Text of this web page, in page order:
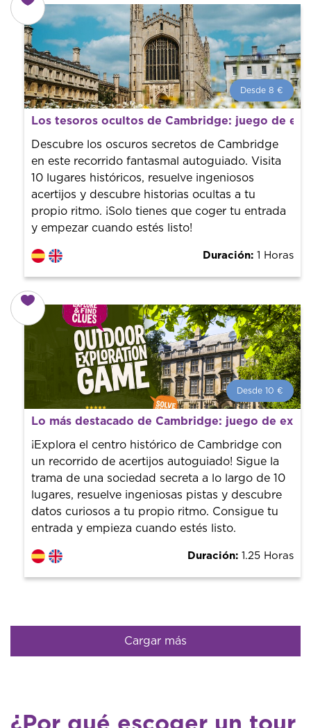
Desde 8 €
Desde 8 € por persona.
¡Reserva con nosotros! Colaboramos con los mejores
guías de la ciudad para tener el mejor precio y servicio.
Los tesoros ocultos de Cambridge: juego de
Descubre los oscuros secretos de Cambridge
en este recorrido fantasmal autoguiado. Visita
10 lugares históricos, resuelve ingeniosos
acertijos y descubre historias ocultas a tu
propio ritmo. ¡Solo tienes que coger tu entrada
y empezar cuando estés listo!
Duración: 1 Horas
Desde 10 €
Desde 10 € por persona.
¡Reserva con nosotros! Colaboramos con los mejores
guías de la ciudad para tener el mejor precio y servicio.
Lo más destacado de Cambridge: juego de
¡Explora el centro histórico de Cambridge con
un recorrido de acertijos autoguiado! Sigue la
trama de una sociedad secreta a lo largo de 10
lugares, resuelve ingeniosas pistas y descubre
datos curiosos a tu propio ritmo. Consigue tu
entrada y empieza cuando estés listo.
Duración: 1.25 Horas
Cargar más